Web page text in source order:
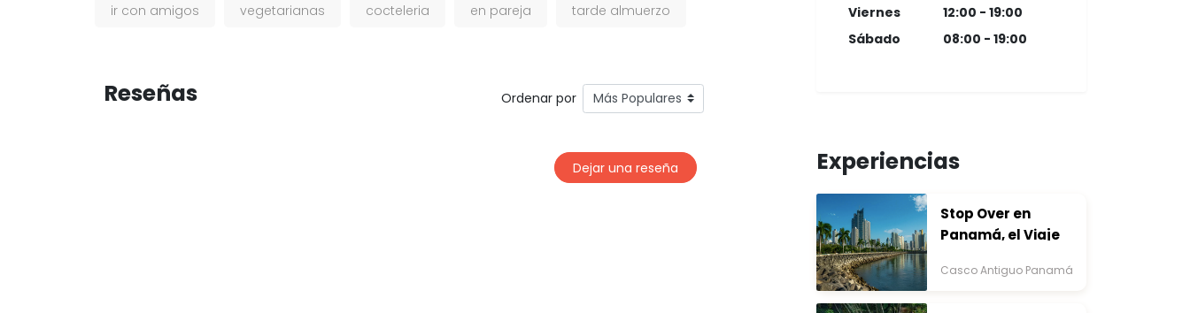
ir con amigos vegetarianas cocteleria en pareja tarde almuerzo
Reseñas Ordenar por
Dejar una reseña
Viernes
12:00 - 19:00
Sábado
08:00 - 19:00
Experiencias
Stop Over en
Panamá, el Viaje
Destino
Casco Antiguo Panamá